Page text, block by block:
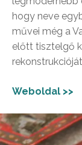
hogy neve
művei még a
előtt tisztelgő
Weboldal >>